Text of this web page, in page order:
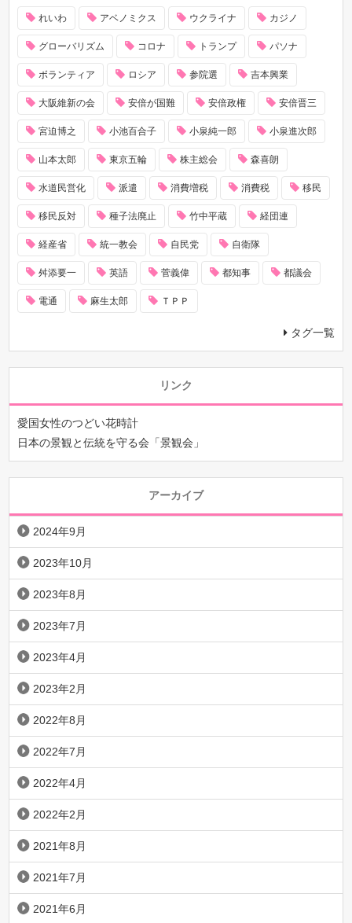
れいわ アベノミクス ウクライナ カジノ
グローバリズム コロナ トランプ パソナ
ボランティア ロシア 参院選 吉本興業
大阪維新の会 安倍が国難 安倍政権 安倍晋三
宮迫博之 小池百合子 小泉純一郎 小泉進次郎
山本太郎 東京五輪 株主総会 森喜朗
水道民営化 派遣 消費増税 消費税 移民
移民反対 種子法廃止 竹中平蔵 経団連
経産省 統一教会 自民党 自衛隊
舛添要一 英語 菅義偉 都知事 都議会
電通 麻生太郎 ＴＰＰ
タグ一覧
リンク
愛国女性のつどい花時計
日本の景観と伝統を守る会「景観会」
アーカイブ
2024年9月
2023年10月
2023年8月
2023年7月
2023年4月
2023年2月
2022年8月
2022年7月
2022年4月
2022年2月
2021年8月
2021年7月
2021年6月